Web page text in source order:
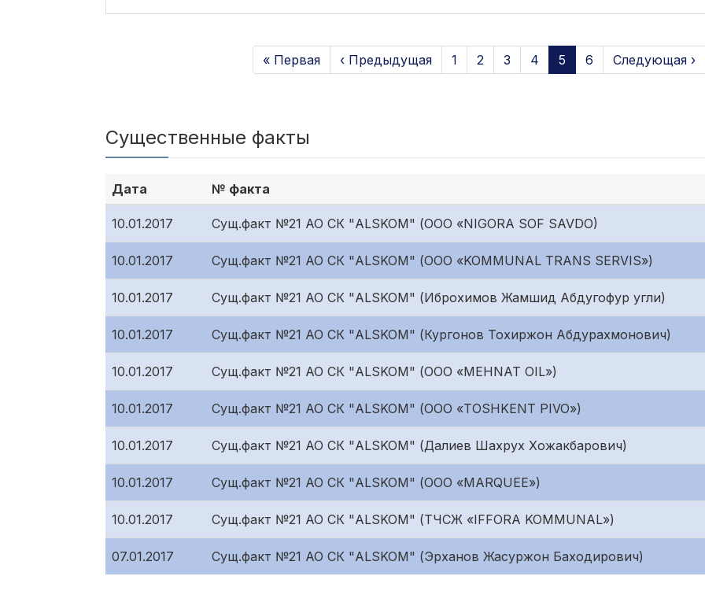
« Первая ‹ Предыдущая 1 2 3 4 5 6 Следующая ›
Существенные факты
Дата № факта
10.01.2017 Сущ.факт №21 АО СК "ALSKOM" (ООО «NIGORA SOF SAVDO)
10.01.2017 Сущ.факт №21 АО СК "ALSKOM" (ООО «KOMMUNAL TRANS SERVIS»)
10.01.2017 Сущ.факт №21 АО СК "ALSKOM" (Иброхимов Жамшид Абдугофур угли)
10.01.2017 Сущ.факт №21 АО СК "ALSKOM" (Кургонов Тохиржон Абдурахмонович)
10.01.2017 Сущ.факт №21 АО СК "ALSKOM" (ООО «MEHNAT OIL»)
10.01.2017 Сущ.факт №21 АО СК "ALSKOM" (ООО «TOSHKENT PIVO»)
10.01.2017 Сущ.факт №21 АО СК "ALSKOM" (Далиев Шахрух Хожакбарович)
10.01.2017 Сущ.факт №21 АО СК "ALSKOM" (ООО «MARQUEE»)
10.01.2017 Сущ.факт №21 АО СК "ALSKOM" (ТЧСЖ «IFFORA KOMMUNAL»)
07.01.2017 Сущ.факт №21 АО СК "ALSKOM" (Эрханов Жасуржон Баходирович)